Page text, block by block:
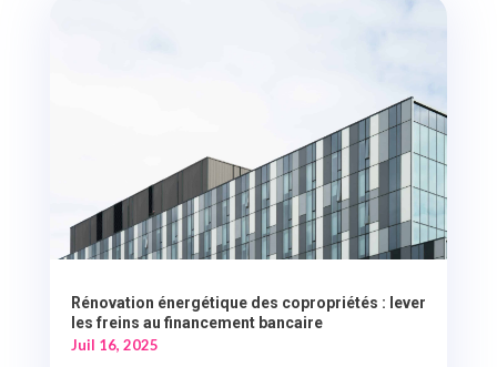
Rénovation énergétique des copropriétés : lever
les freins au financement bancaire
Juil 16, 2025